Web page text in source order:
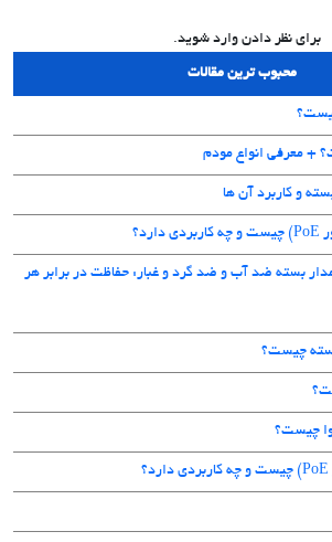
برای نظر دادن وارد شوید.
محبوب ترین مقالات
و کاربرد آن ها
بسته ضد آب و ضد گرد و غبار: حفاظت در برابر هر
چیست؟